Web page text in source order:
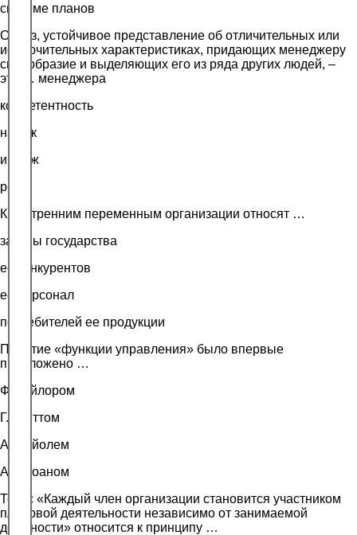
системе планов
Образ, устойчивое представление об отличительных или
исключительных характеристиках, придающих менеджеру
своеобразие и выделяющих его из ряда других людей, –
это … менеджера
компетентность
навык
имидж
роль
К внутренним переменным организации относят …
законы государства
ее конкурентов
ее персонал
потребителей ее продукции
Понятие «функции управления» было впервые
предложено …
Ф. Тейлором
Г. Ганттом
А. Файолем
А. Слоаном
Тезис «Каждый член организации становится участником
плановой деятельности независимо от занимаемой
должности» относится к принципу …